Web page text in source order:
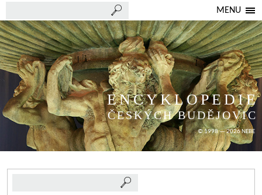
MENU
ENCYKLOPEDIE
ČESKÝCH BUDĚJOVIC
© 1998 — 2026 NEBE